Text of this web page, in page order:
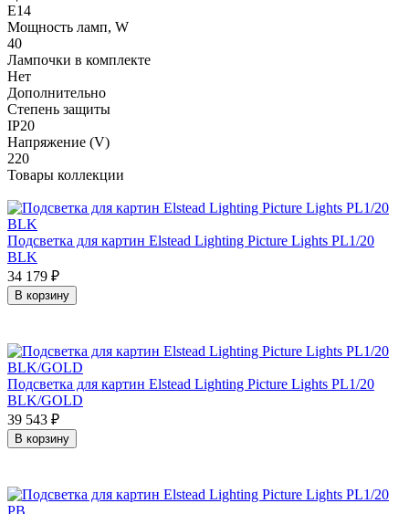
E14
Мощность ламп, W
40
Лампочки в комплекте
Нет
Дополнительно
Степень защиты
IP20
Напряжение (V)
220
Товары коллекции
Подсветка для картин Elstead Lighting Picture Lights PL1/20
BLK
34 179 ₽
В корзину
Подсветка для картин Elstead Lighting Picture Lights PL1/20
BLK/GOLD
39 543 ₽
В корзину